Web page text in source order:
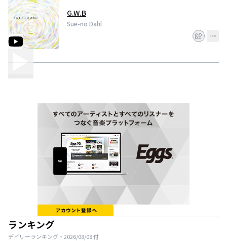
G.W.B
Sue-no Dahl
ランキング
デイリーランキング・ 2026/08/08付